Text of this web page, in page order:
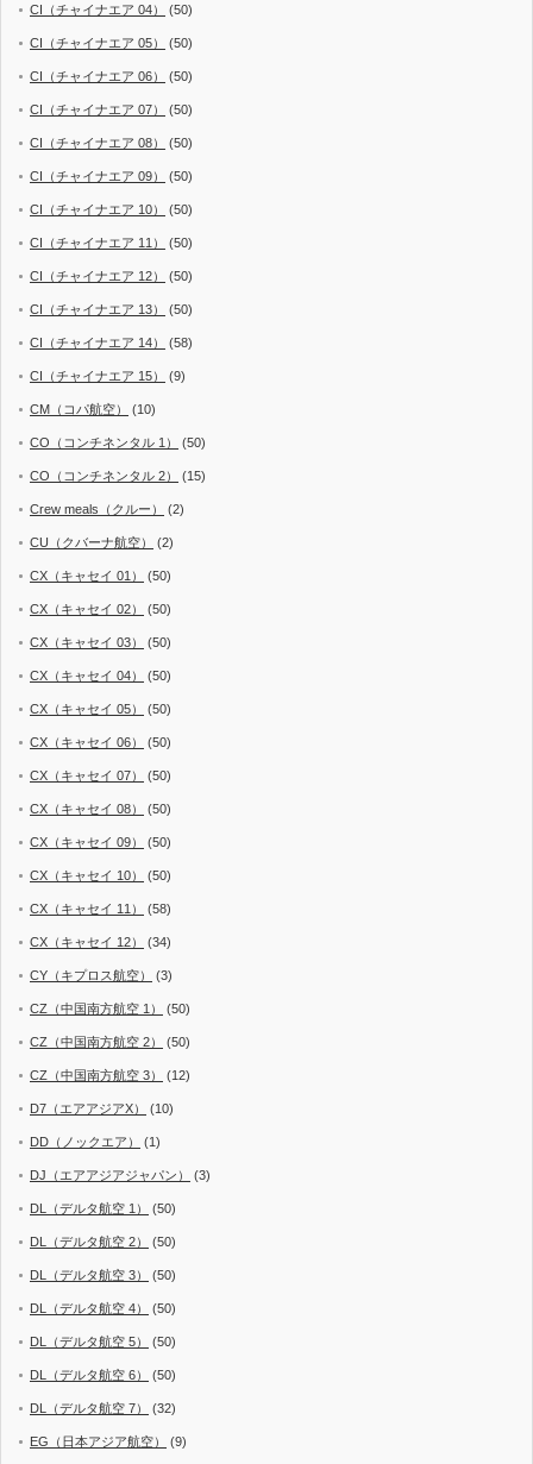
CI（チャイナエア 04） (50)
CI（チャイナエア 05） (50)
CI（チャイナエア 06） (50)
CI（チャイナエア 07） (50)
CI（チャイナエア 08） (50)
CI（チャイナエア 09） (50)
CI（チャイナエア 10） (50)
CI（チャイナエア 11） (50)
CI（チャイナエア 12） (50)
CI（チャイナエア 13） (50)
CI（チャイナエア 14） (58)
CI（チャイナエア 15） (9)
CM（コパ航空） (10)
CO（コンチネンタル 1） (50)
CO（コンチネンタル 2） (15)
Crew meals（クルー） (2)
CU（クバーナ航空） (2)
CX（キャセイ 01） (50)
CX（キャセイ 02） (50)
CX（キャセイ 03） (50)
CX（キャセイ 04） (50)
CX（キャセイ 05） (50)
CX（キャセイ 06） (50)
CX（キャセイ 07） (50)
CX（キャセイ 08） (50)
CX（キャセイ 09） (50)
CX（キャセイ 10） (50)
CX（キャセイ 11） (58)
CX（キャセイ 12） (34)
CY（キプロス航空） (3)
CZ（中国南方航空 1） (50)
CZ（中国南方航空 2） (50)
CZ（中国南方航空 3） (12)
D7（エアアジアX） (10)
DD（ノックエア） (1)
DJ（エアアジアジャパン） (3)
DL（デルタ航空 1） (50)
DL（デルタ航空 2） (50)
DL（デルタ航空 3） (50)
DL（デルタ航空 4） (50)
DL（デルタ航空 5） (50)
DL（デルタ航空 6） (50)
DL（デルタ航空 7） (32)
EG（日本アジア航空） (9)